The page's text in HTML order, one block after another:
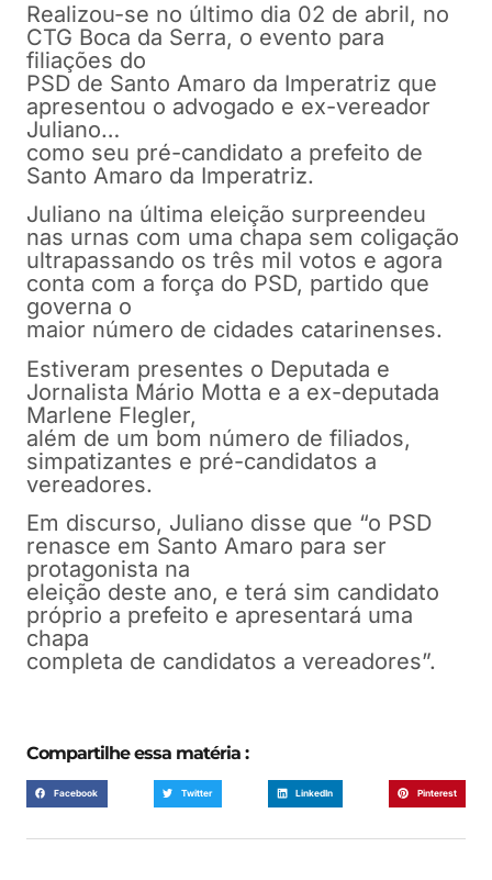
Realizou-se no último dia 02 de abril, no
CTG Boca da Serra, o evento para
filiações do
PSD de Santo Amaro da Imperatriz que
apresentou o advogado e ex-vereador
Juliano…
como seu pré-candidato a prefeito de
Santo Amaro da Imperatriz.
Juliano na última eleição surpreendeu
nas urnas com uma chapa sem coligação
ultrapassando os três mil votos e agora
conta com a força do PSD, partido que
governa o
maior número de cidades catarinenses.
Estiveram presentes o Deputada e
Jornalista Mário Motta e a ex-deputada
Marlene Flegler,
além de um bom número de filiados,
simpatizantes e pré-candidatos a
vereadores.
Em discurso, Juliano disse que “o PSD
renasce em Santo Amaro para ser
protagonista na
eleição deste ano, e terá sim candidato
próprio a prefeito e apresentará uma
chapa
completa de candidatos a vereadores”.
Compartilhe essa matéria :
Facebook Twitter LinkedIn Pinterest